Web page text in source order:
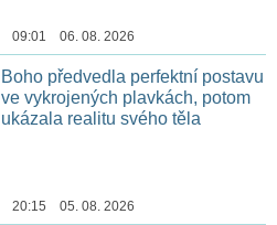
09:01 06. 08. 2026
Boho předvedla perfektní postavu
ve vykrojených plavkách, potom
ukázala realitu svého těla
20:15 05. 08. 2026